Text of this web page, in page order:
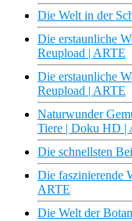
Die Welt in der
Die erstaunliche
Reupload | ARTE
Die erstaunliche
Reupload | ARTE
Naturwunder
Tiere | Doku HD |
Die schnellsten
Die faszinierende
ARTE
Die Welt der